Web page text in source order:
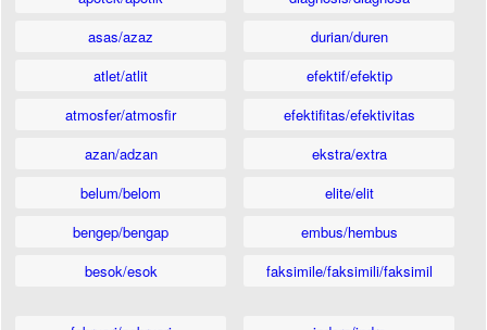
asas/azaz
atlet/atlit
atmosfer/atmosfir
azan/adzan
belum/belom
bengep/bengap
besok/esok
durian/duren
efektif/efektip
efektifitas/efektivitas
ekstra/extra
elite/elit
embus/hembus
faksimile/faksimili/faksimil